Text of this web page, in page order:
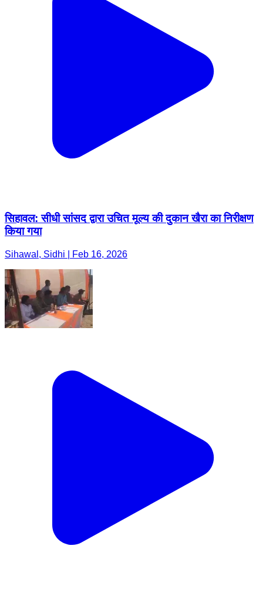
सिहावल: सीधी सांसद द्वारा उचित मूल्य की दुकान खैरा का निरीक्षण
किया गया
Sihawal, Sidhi | Feb 16, 2026